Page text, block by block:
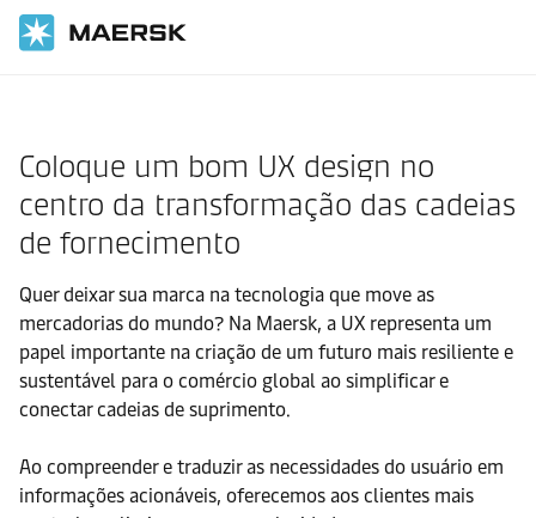
Coloque um bom UX design no
centro da transformação das cadeias
de fornecimento
Quer deixar sua marca na tecnologia que move as
mercadorias do mundo? Na Maersk, a UX representa um
papel importante na criação de um futuro mais resiliente e
sustentável para o comércio global ao simplificar e
conectar cadeias de suprimento.
Ao compreender e traduzir as necessidades do usuário em
informações acionáveis, oferecemos aos clientes mais